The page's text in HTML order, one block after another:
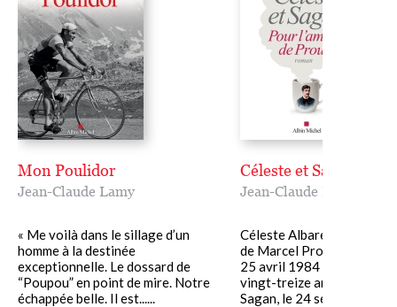
Mon Poulidor
Jean-Claude Lamy
« Me voilà dans le sillage d’un
homme à la destinée
exceptionnelle. Le dossard de
“Poupou” en point de mire. Notre
échappée belle. Il est......
Céleste et Sagan
Jean-Claude Lamy
Céleste Albaret, la
de Marcel Proust, est
25 avril 1984 à l'âge de
vingt-treize ans. Françoise
Sagan, le 24 septembre